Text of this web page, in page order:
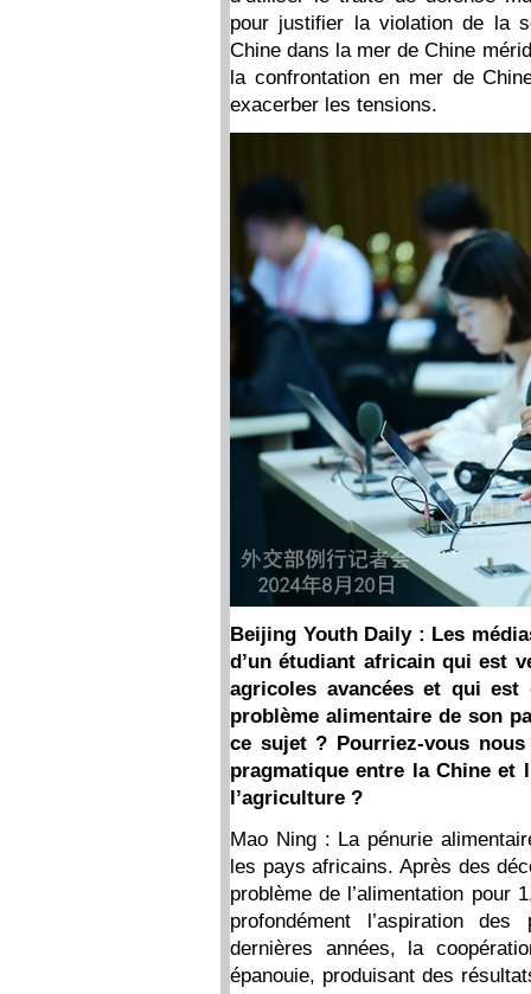
pour justifier la violation de la
Chine dans la mer de Chine
la confrontation en mer de
exacerber les tensions.
Beijing Youth Daily : Les
d’un étudiant africain qui est
agricoles avancées et qui
problème alimentaire de son
ce sujet ? Pourriez-vous
pragmatique entre la Chine et
l’agriculture ?
Mao Ning : La pénurie
les pays africains. Après des
problème de l’alimentation pour
profondément l’aspiration
dernières années, la
épanouie, produisant des